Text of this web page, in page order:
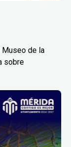
Museo de la
sobre